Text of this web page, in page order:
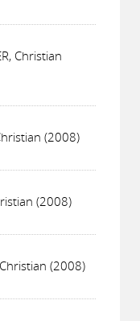
Christian
(2008)
(2008)
(2008)